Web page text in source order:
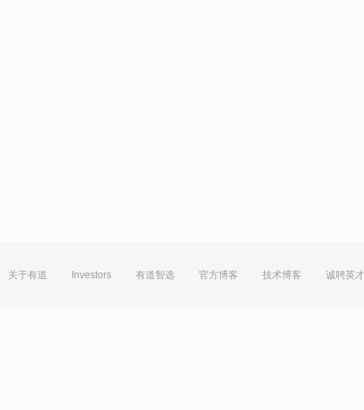
关于有道 Investors 有道智选 官方博客 技术博客 诚聘英才